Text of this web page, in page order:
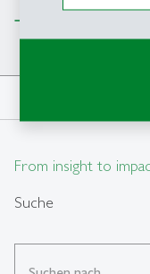
From insight to
Suche